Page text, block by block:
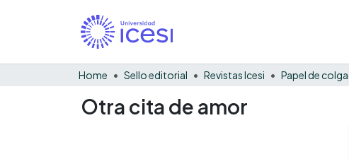
Home Sello editorial Revistas Icesi
Otra cita de amor